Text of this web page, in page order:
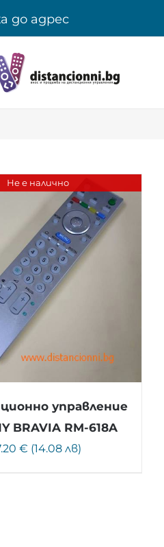
до адрес
Не е налично
управление
BRAVIA RM-618A
€ (14.08 лв)